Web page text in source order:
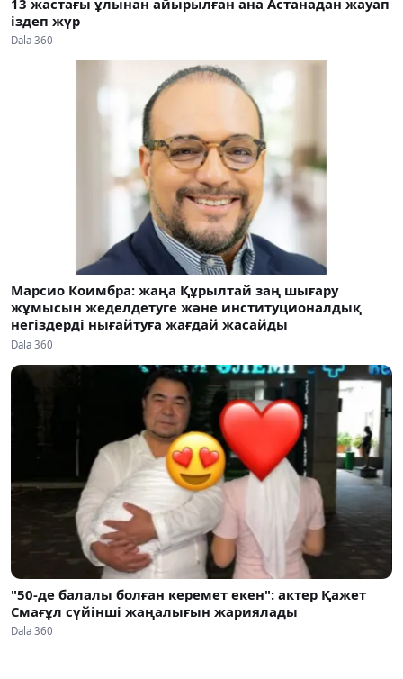
іздеп жүр
Dala 360
Марсио Коимбра: жаңа Құрылтай заң шығару
жұмысын жеделдетуге және институционалдық
негіздерді нығайтуға жағдай жасайды
Dala 360
"50-де балалы болған керемет екен": актер Қажет
Смағұл сүйінші жаңалығын жариялады
Dala 360